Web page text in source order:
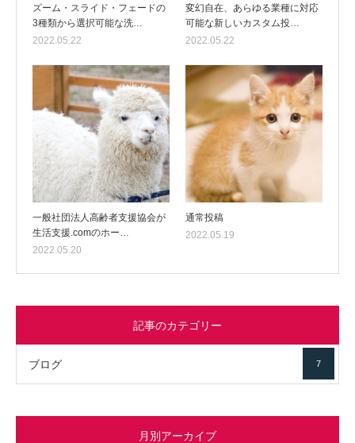
ズーム・スライド・フェードの
3種類から選択可能な洗…
2022.05.22
変幻自在、あらゆる業種に対応
可能な新しいカスタム投…
2022.05.22
一般社団法人高齢者支援協会が
生活支援.comのホー…
2022.05.20
通常投稿
2022.05.19
記事のカテゴリー
ブログ 7
月別アーカイブ